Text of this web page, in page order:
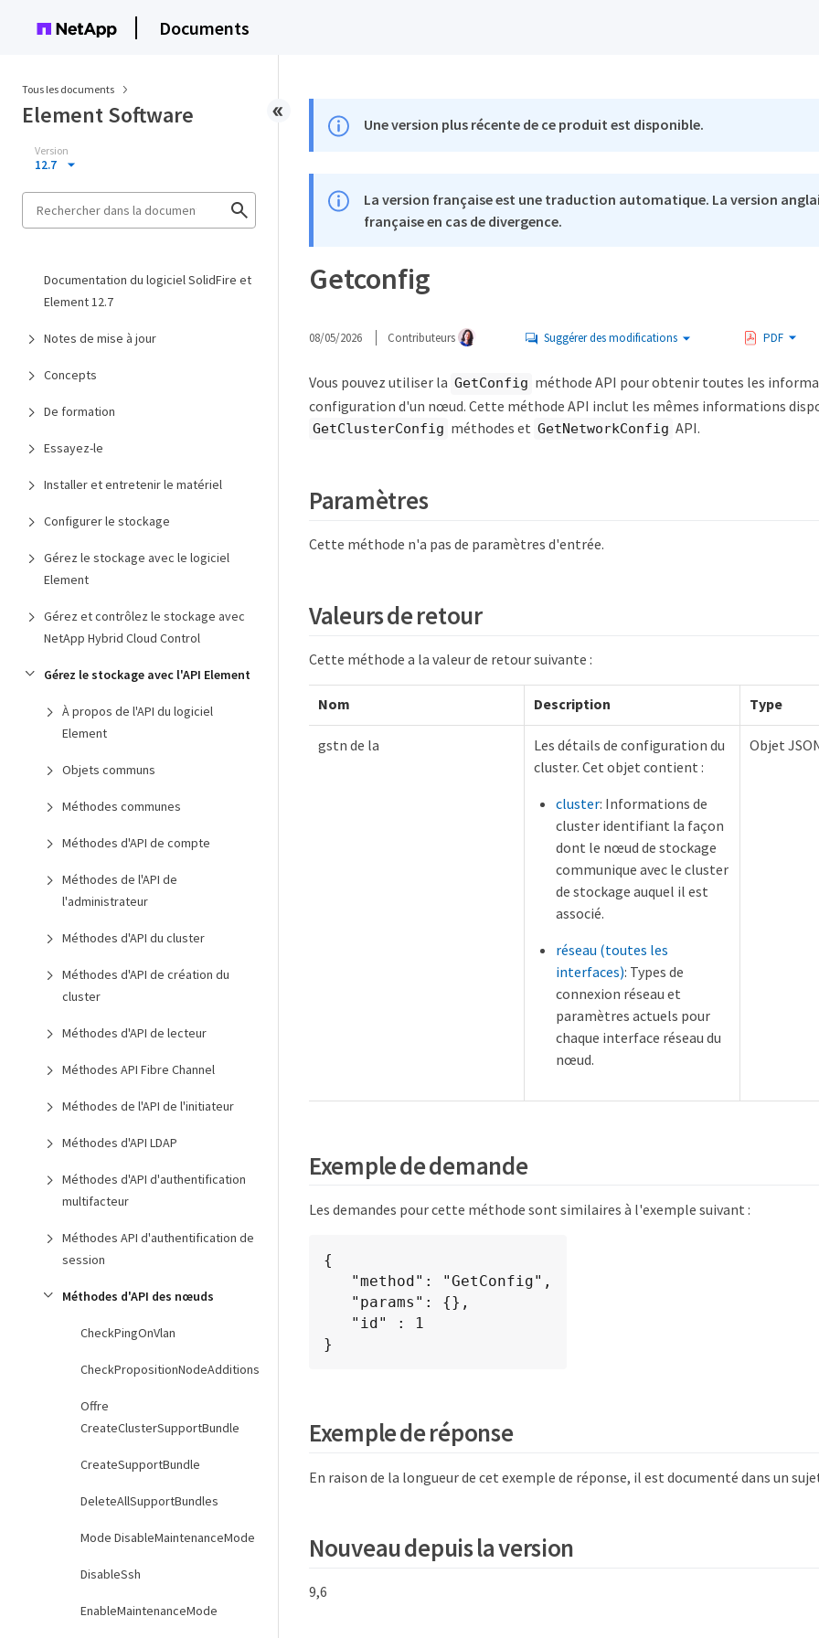
Documents
Tous les documents
Element Software
Version
12.7
Documentation du logiciel SolidFire et
Element 12.7
Notes de mise à jour
Concepts
De formation
Essayez-le
Installer et entretenir le matériel
Configurer le stockage
Gérez le stockage avec le logiciel
Element
Gérez et contrôlez le stockage avec
NetApp Hybrid Cloud Control
Gérez le stockage avec l'API Element
À propos de l'API du logiciel
Element
Objets communs
Méthodes communes
Méthodes d'API de compte
Méthodes de l'API de
l'administrateur
Méthodes d'API du cluster
Méthodes d'API de création du
cluster
Méthodes d'API de lecteur
Méthodes API Fibre Channel
Méthodes de l'API de l'initiateur
Méthodes d'API LDAP
Méthodes d'API d'authentification
multifacteur
Méthodes API d'authentification de
session
Méthodes d'API des nœuds
CheckPingOnVlan
CheckPropositionNodeAdditions
Offre
CreateClusterSupportBundle
CreateSupportBundle
DeleteAllSupportBundles
Mode DisableMaintenanceMode
DisableSsh
EnableMaintenanceMode
Une version plus récente de ce produit est disponible.
La version française est une traduction automatique. La version
française en cas de divergence.
Getconfig
08/05/2026 Contributeurs Suggérer des modifications PDF
Vous pouvez utiliser la GetConfig méthode API pour obtenir toutes les
configuration d'un nœud. Cette méthode API inclut les mêmes informations
GetClusterConfig méthodes et GetNetworkConfig API.
Paramètres
Cette méthode n'a pas de paramètres d'entrée.
Valeurs de retour
Cette méthode a la valeur de retour suivante :
Nom Description Type
gstn de la
Les détails de configuration du
cluster. Cet objet contient :
cluster: Informations de
cluster identifiant la façon
dont le nœud de stockage
communique avec le cluster
de stockage auquel il est
associé.
réseau (toutes les
interfaces): Types de
connexion réseau et
paramètres actuels pour
chaque interface réseau du
nœud.
Objet
Exemple de demande
Les demandes pour cette méthode sont similaires à l'exemple suivant :
{
}
Exemple de réponse
En raison de la longueur de cet exemple de réponse, il est documenté dans un
Nouveau depuis la version
9,6